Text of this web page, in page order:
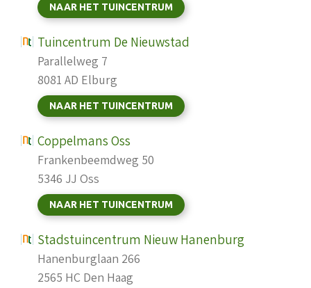
NAAR HET TUINCENTRUM
Tuincentrum De Nieuwstad
Parallelweg 7
8081 AD Elburg
NAAR HET TUINCENTRUM
Coppelmans Oss
Frankenbeemdweg 50
5346 JJ Oss
NAAR HET TUINCENTRUM
Stadstuincentrum Nieuw Hanenburg
Hanenburglaan 266
2565 HC Den Haag